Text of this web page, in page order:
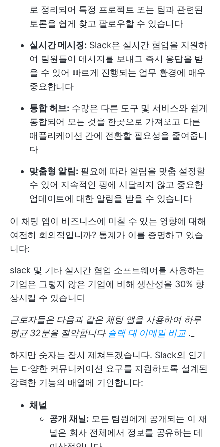
로 정리되어 특정 프로젝트 또는 팀과 관련된
토론을 쉽게 찾고 팔로우할 수 있습니다
실시간 메시징: Slack은 실시간 협업을 지원하
여 팀원들이 메시지를 보내고 즉시 응답을 받
을 수 있어 빠르게 진행되는 업무 환경에 매우
중요합니다
통합 허브: 수많은 다른 도구 및 서비스와 쉽게
통합되어 모든 것을 한곳으로 가져오고 다른
애플리케이션 간에 전환할 필요성을 줄여줍니
다
맞춤형 알림: 필요에 따라 알림을 맞춤 설정할
수 있어 지속적인 핑에 시달리지 않고 중요한
업데이트에 대한 알림을 받을 수 있습니다
이 채팅 앱이 비즈니스에 미칠 수 있는 영향에 대해
여전히 회의적입니까? 통계가 이를 증명하고 있습
니다:
slack 및 기타 실시간 협업 소프트웨어를 사용하는
기업은 그렇지 않은 기업에 비해 생산성을 30% 향
상시킬 수 있습니다
근로자들은 다음과 같은 채팅 앱을 사용하여 하루
평균 32분을 절약합니다 슬랙 대 이메일 비교 ._
하지만 숫자는 잠시 제쳐두겠습니다. Slack의 인기
는 다양한 커뮤니케이션 요구를 지원하도록 설계된
강력한 기능의 배열에 기인합니다:
채널
공개 채널: 모든 팀원에게 공개되는 이 채
널은 회사 전체에서 정보를 공유하는 데